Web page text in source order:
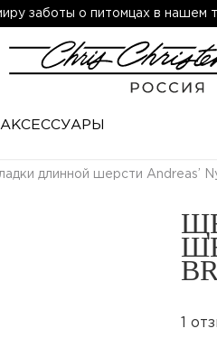
заботы о питомцах в
АКСЕССУАРЫ
длинной шерсти Andreas’
1